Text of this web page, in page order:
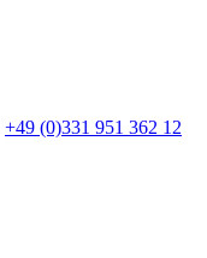
+49 (0)331 951 362 12